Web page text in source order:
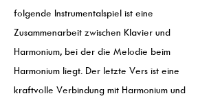
folgende Instrumentalspiel ist eine
Zusammenarbeit zwischen Klavier und
Harmonium, bei der die Melodie beim
Harmonium liegt. Der letzte Vers ist eine
kraftvolle Verbindung mit Harmonium und